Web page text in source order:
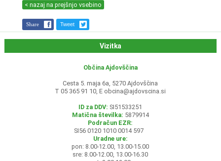
< nazaj na prejšnjo vsebino
Share Tweet
Vizitka
Občina Ajdovščina
Cesta 5. maja 6a, 5270 Ajdovščina
T 05 365 91 10, E obcina@ajdovscina.si
ID za DDV: SI51533251
Matična številka: 5879914
Podračun EZR:
SI56 0120 1010 0014 597
Uradne ure:
pon: 8.00-12.00, 13.00-15.00
sre: 8.00-12.00, 13.00-16.30